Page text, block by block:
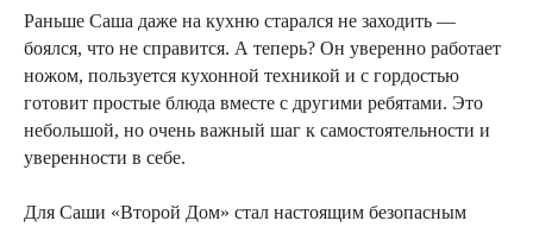
Раньше Саша даже на кухню старался не заходить —
боялся, что не справится. А теперь? Он уверенно работает
ножом, пользуется кухонной техникой и с гордостью
готовит простые блюда вместе с другими ребятами. Это
небольшой, но очень важный шаг к самостоятельности и
уверенности в себе.
Для Саши «Второй Дом» стал настоящим безопасным